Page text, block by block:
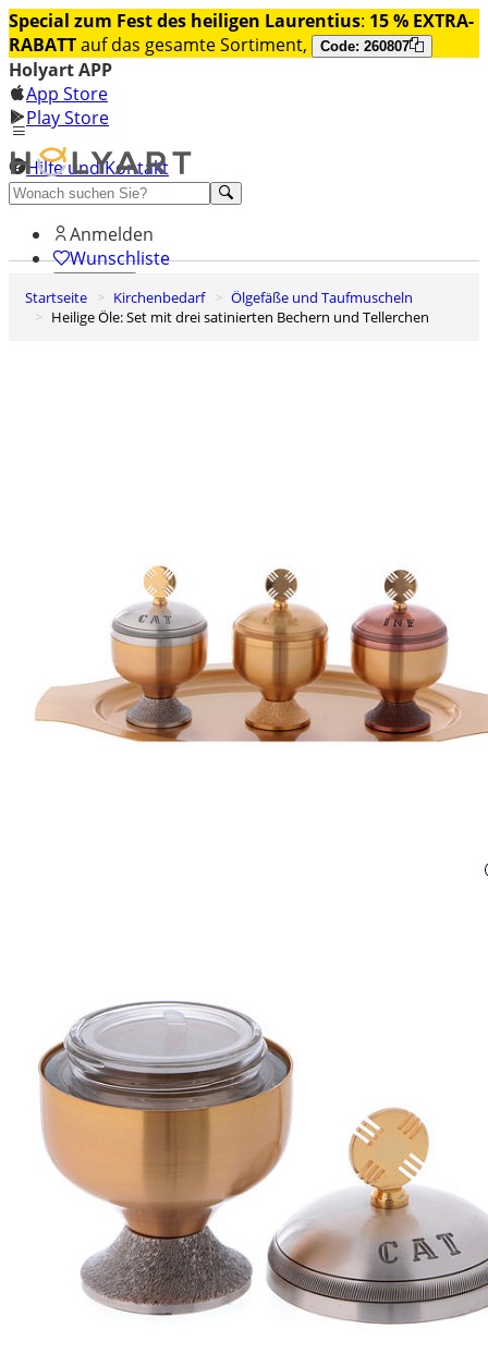
Special zum Fest des heiligen Laurentius: 15 % EXTRA-
RABATTauf das gesamte Sortiment, Code: 260807
Holyart APP
App Store
Play Store
Hilfe und Kontakt
Entdecken Sie Premium
Anmelden
Wunschliste
0
Warenkorb
Startseite Kirchenbedarf
Ölgefäße und Taufmuscheln
Heilige Öle: Set mit drei satinierten Bechern und Tellerchen